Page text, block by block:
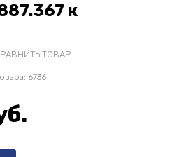
к
ТОВАР
6736